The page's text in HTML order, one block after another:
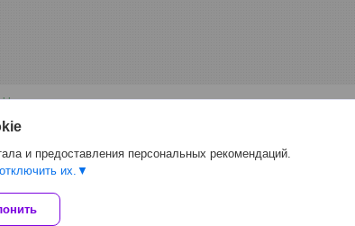
и предоставления персональных рекомендаций.
их.